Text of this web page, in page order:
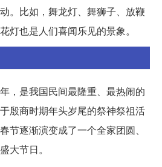
。比如，舞龙灯、舞狮子、放鞭
灯也是人们喜闻乐见的景象。
，是我国民间最隆重、最热闹的
殷商时期年头岁尾的祭神祭祖活
节逐渐演变成了一个全家团圆、
大节日。